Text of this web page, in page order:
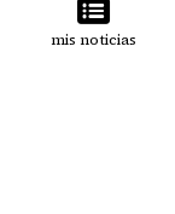
mis noticias